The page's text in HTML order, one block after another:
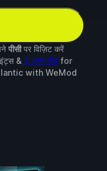
पीसीपर विज़िट करें
& 2 अन्य मॉडfor
with WeMod